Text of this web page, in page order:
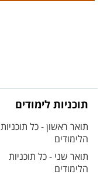
תוכניות לימודים
תואר ראשון - כל תוכניות
הלימודים
תואר שני - כל תוכניות
הלימודים